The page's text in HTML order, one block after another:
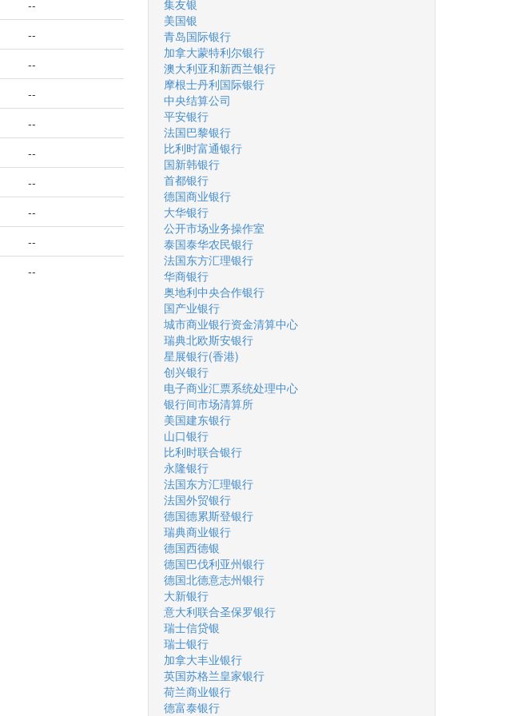
--
--
--
--
--
--
--
--
--
--
集友银
美国银
青岛国际银行
加拿大蒙特利尔银行
澳大利亚和新西兰银行
摩根士丹利国际银行
中央结算公司
平安银行
法国巴黎银行
比利时富通银行
国新韩银行
首都银行
德国商业银行
大华银行
公开市场业务操作室
泰国泰华农民银行
法国东方汇理银行
华商银行
奥地利中央合作银行
国产业银行
城市商业银行资金清算中心
瑞典北欧斯安银行
星展银行(香港)
创兴银行
电子商业汇票系统处理中心
银行间市场清算所
美国建东银行
山口银行
比利时联合银行
永隆银行
法国东方汇理银行
法国外贸银行
德国德累斯登银行
瑞典商业银行
德国西德银
德国巴伐利亚州银行
德国北德意志州银行
大新银行
意大利联合圣保罗银行
瑞士信贷银
瑞士银行
加拿大丰业银行
英国苏格兰皇家银行
荷兰商业银行
德富泰银行